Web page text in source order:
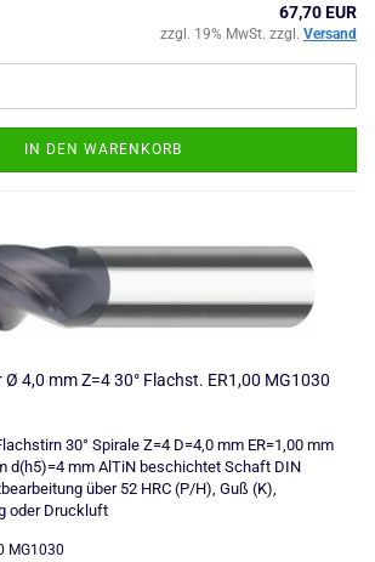
67,70 EUR
zzgl. 19% MwSt. zzgl. Versand
IN DEN WARENKORB
4,0 mm Z=4 30° Flachst. ER1,00 MG1030
30° Spirale Z=4 D=4,0 mm ER=1,00 mm
d(h5)=4 mm AlTiN beschichtet Schaft DIN
über 52 HRC (P/H), Guß (K),
oder Druckluft
MG1030